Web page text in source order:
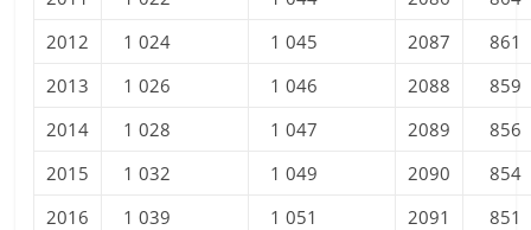
2012
1 024 1 045 2087
861
2013
1 026 1 046 2088
859
2014
1 028 1 047 2089
856
2015
1 032 1 049 2090
854
2016
1 039 1 051 2091
851